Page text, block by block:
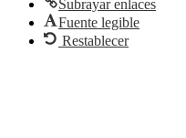
Subrayar enlaces
Fuente legible
Restablecer